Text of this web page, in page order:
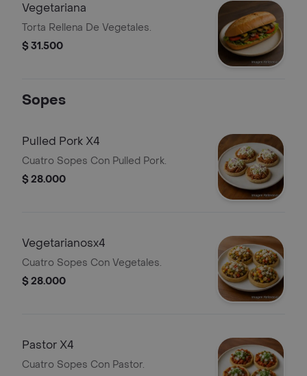
Vegetariana
Torta Rellena De Vegetales.
$ 31.500
Sopes
Pulled Pork X4
Cuatro Sopes Con Pulled Pork.
$ 28.000
Vegetarianosx4
Cuatro Sopes Con Vegetales.
$ 28.000
Pastor X4
Cuatro Sopes Con Pastor.